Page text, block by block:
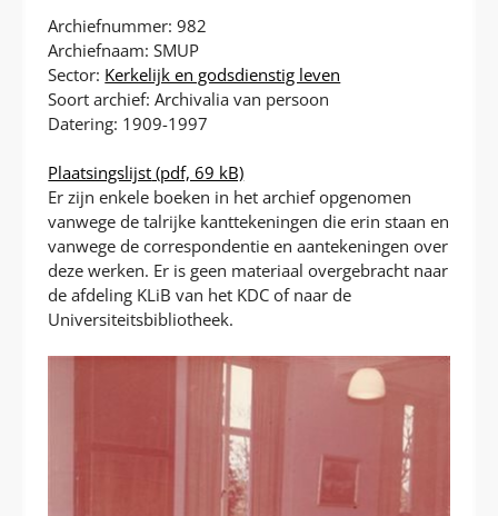
Archiefnummer: 982
Archiefnaam: SMUP
Sector: Kerkelijk en godsdienstig leven
Soort archief: Archivalia van persoon
Datering: 1909-1997
Plaatsingslijst (pdf, 69 kB)
Er zijn enkele boeken in het archief opgenomen
vanwege de talrijke kanttekeningen die erin staan en
vanwege de correspondentie en aantekeningen over
deze werken. Er is geen materiaal overgebracht naar
de afdeling KLiB van het KDC of naar de
Universiteitsbibliotheek.